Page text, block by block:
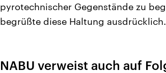
pyrotechnischer Gegenstände zu
begrüßte diese Haltung ausdrücklich.
NABU verweist auch auf